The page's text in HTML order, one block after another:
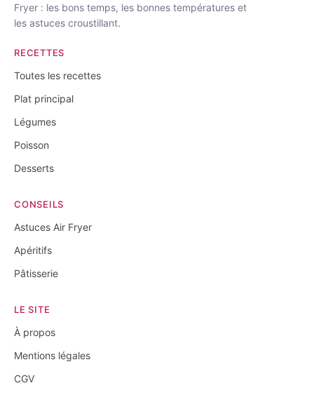
Fryer : les bons temps, les bonnes températures et
les astuces croustillant.
RECETTES
Toutes les recettes
Plat principal
Légumes
Poisson
Desserts
CONSEILS
Astuces Air Fryer
Apéritifs
Pâtisserie
LE SITE
À propos
Mentions légales
CGV